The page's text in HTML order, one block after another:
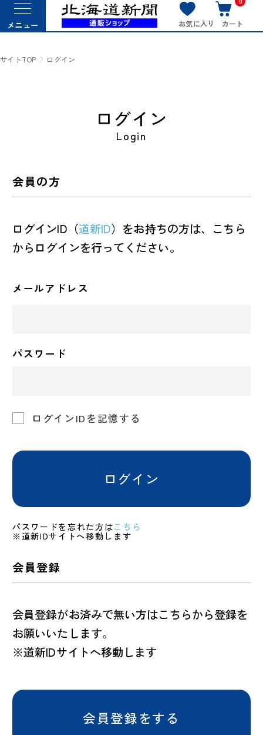
メニュー お気に入り カート
サイトTOP ログイン
ログイン
Login
会員の方
ログインID（道新ID）をお持ちの方は、こちら
からログインを行ってください。
メールアドレス
パスワード
ログインIDを記憶する
ログイン
パスワードを忘れた方はこちら
※道新IDサイトへ移動します
会員登録
会員登録がお済みで無い方はこちらから登録を
お願いいたします。
※道新IDサイトへ移動します
会員登録をする